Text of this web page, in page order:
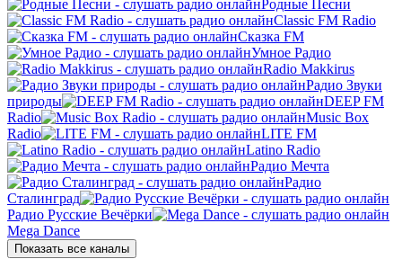
Родные Песни
Classic FM Radio
Сказка FM
Умное Радио
Radio Makkirus
Радио Звуки
природы
DEEP FM
Radio
Music Box
Radio
LITE FM
Latino Radio
Радио Мечта
Радио
Сталинград
Радио Русские Вечёрки
Mega Dance
Показать все каналы